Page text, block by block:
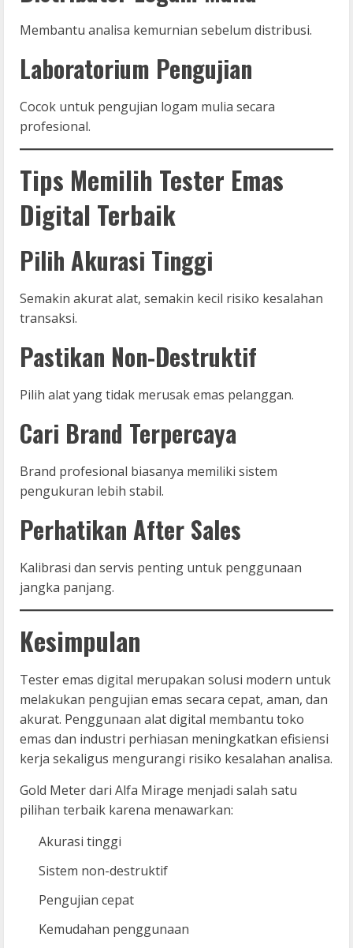
Membantu analisa kemurnian sebelum distribusi.
Laboratorium Pengujian
Cocok untuk pengujian logam mulia secara
profesional.
Tips Memilih Tester Emas
Digital Terbaik
Pilih Akurasi Tinggi
Semakin akurat alat, semakin kecil risiko kesalahan
transaksi.
Pastikan Non-Destruktif
Pilih alat yang tidak merusak emas pelanggan.
Cari Brand Terpercaya
Brand profesional biasanya memiliki sistem
pengukuran lebih stabil.
Perhatikan After Sales
Kalibrasi dan servis penting untuk penggunaan
jangka panjang.
Kesimpulan
Tester emas digital merupakan solusi modern untuk
melakukan pengujian emas secara cepat, aman, dan
akurat. Penggunaan alat digital membantu toko
emas dan industri perhiasan meningkatkan efisiensi
kerja sekaligus mengurangi risiko kesalahan analisa.
Gold Meter dari Alfa Mirage menjadi salah satu
pilihan terbaik karena menawarkan:
Akurasi tinggi
Sistem non-destruktif
Pengujian cepat
Kemudahan penggunaan